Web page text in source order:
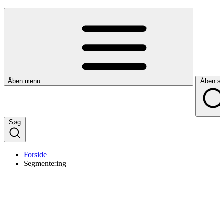
Åben menu Åben
Søg
Forside
Segmentering